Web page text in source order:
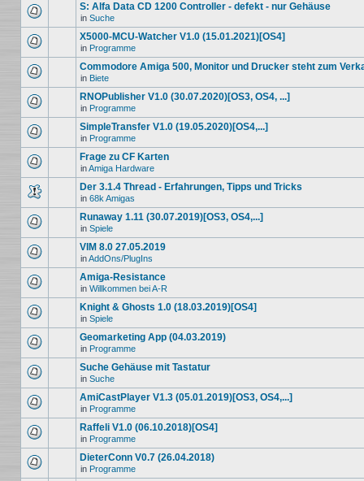
S: Alfa Data CD 1200 Controller - defekt - nur Gehäuse
in Suche
X5000-MCU-Watcher V1.0 (15.01.2021)[OS4]
in Programme
Commodore Amiga 500, Monitor und Drucker steht zum
in Biete
RNOPublisher V1.0 (30.07.2020)[OS3, OS4, ...]
in Programme
SimpleTransfer V1.0 (19.05.2020)[OS4,...]
in Programme
Frage zu CF Karten
inAmiga Hardware
Der 3.1.4 Thread - Erfahrungen, Tipps und Tricks
in 68k Amigas
Runaway 1.11 (30.07.2019)[OS3, OS4,...]
in Spiele
VIM 8.0 27.05.2019
inAddOns/PlugIns
Amiga-Resistance
in Willkommen bei A-R
Knight & Ghosts 1.0 (18.03.2019)[OS4]
in Spiele
Geomarketing App (04.03.2019)
in Programme
Suche Gehäuse mit Tastatur
in Suche
AmiCastPlayer V1.3 (05.01.2019)[OS3, OS4,...]
in Programme
Raffeli V1.0 (06.10.2018)[OS4]
in Programme
DieterConn V0.7 (26.04.2018)
in Programme